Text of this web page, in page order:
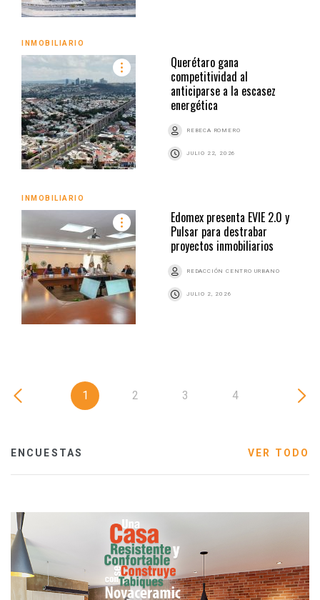
INMOBILIARIO
Querétaro gana
competitividad al
anticiparse a la escasez
energética
REBECA ROMERO
JULIO 22, 2026
INMOBILIARIO
Edomex presenta EVIE 2.0 y
Pulsar para destrabar
proyectos inmobiliarios
REDACCIÓN CENTRO URBANO
JULIO 2, 2026
1 2 3 4
ENCUESTAS VER TODO